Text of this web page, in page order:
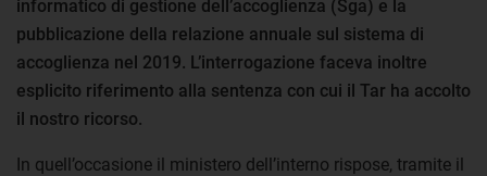
informatico di gestione dell’accoglienza (Sga) e la
pubblicazione della relazione annuale sul sistema di
accoglienza nel 2019. L’interrogazione faceva inoltre
esplicito riferimento alla sentenza con cui il Tar ha accolto
il nostro ricorso.
In quell’occasione il ministero dell’interno rispose, tramite il